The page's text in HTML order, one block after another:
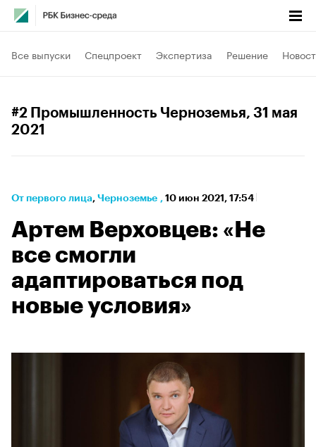
Все выпуски Спецпроект Экспертиза Решение
#2 Промышленность Черноземья, 31 мая
2021
От первого лица⁠, Черноземье , 10 июн 2021, 17:54
Артем Верховцев: «Не
все смогли
адаптироваться под
новые условия»